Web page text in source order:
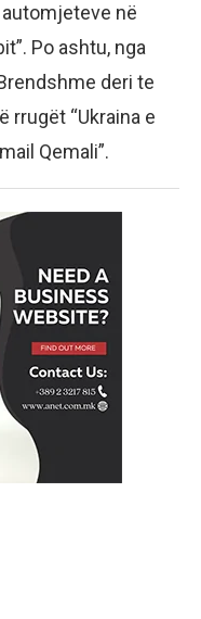
në
Po ashtu, nga
deri te
rrugët “Ukraina e
Qemali”.